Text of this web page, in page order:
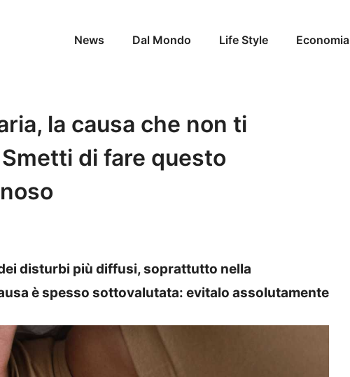
News Dal Mondo Life Style Economia
la causa che non ti
di fare questo
disturbi più diffusi, soprattutto nella
è spesso sottovalutata: evitalo assolutamente